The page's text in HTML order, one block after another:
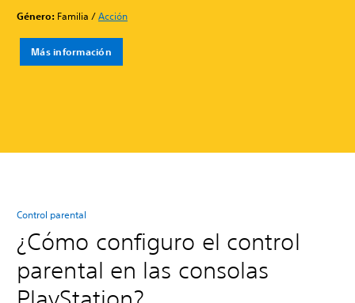
Género: Familia /Acción
Más información
Control parental
¿Cómo configuro el control
parental en las consolas